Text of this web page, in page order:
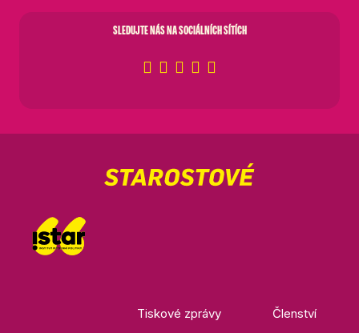
SLEDUJTE NÁS NA SOCIÁLNÍCH SÍTÍCH
Tiskové zprávy Členství